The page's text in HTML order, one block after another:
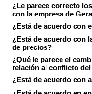
¿Le parece correcto
con la empresa de
¿Está de acuerdo con
¿Está de acuerdo con
de precios?
¿Qué le parece el
relación al conflicto del
¿Está de acuerdo con